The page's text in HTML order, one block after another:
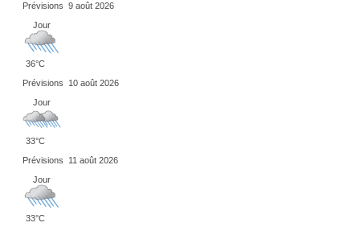
Prévisions 9 août 2026
Jour
36°C
Prévisions
10 août 2026
Jour
33°C
Prévisions
11 août 2026
Jour
33°C